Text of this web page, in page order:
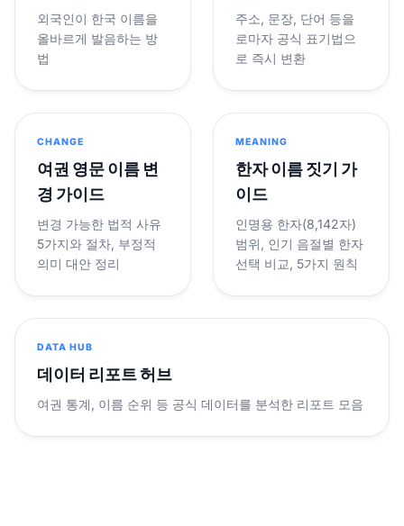
외국인이 한국 이름을
올바르게 발음하는 방
법
주소, 문장, 단어 등을
로마자 공식 표기법으
로 즉시 변환
CHANGE
여권 영문 이름 변
경 가이드
변경 가능한 법적 사유
5가지와 절차, 부정적
의미 대안 정리
MEANING
한자 이름 짓기 가
이드
인명용 한자(8,142자)
범위, 인기 음절별 한자
선택 비교, 5가지 원칙
DATA HUB
데이터 리포트 허브
여권 통계, 이름 순위 등 공식 데이터를 분석한 리포트 모음